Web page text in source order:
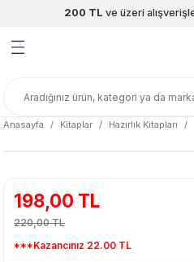
200 TL ve üzeri
Geri Dön
Geri Dön
Geri Dön
Geri Dön
Geri Dön
Geri Dön
Anasayfa
Kitaplar Hazırlık Kitapları
198,00 TL
220,00 TL
***Kazancınız 22.00 TL